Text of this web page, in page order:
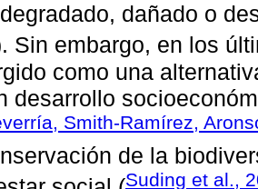
dañado o
Sin embargo, en los
como una
desarrollo
Smith-Ramírez,
de la
Suding et al.,